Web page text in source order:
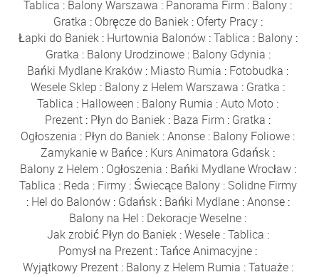
Tablica : Balony Warszawa : Panorama Firm : Balony :
Gratka : Obręcze do Baniek: Oferty Pracy:
Łapki do Baniek: Hurtownia Balonów:Tablica : Balony:
Gratka : Balony Urodzinowe: Balony Gdynia :
Bańki Mydlane Kraków : Miasto Rumia : Fotobudka :
Wesele Sklep : Balony z Helem Warszawa : Gratka :
Tablica : Halloween : Balony Rumia :Auto Moto :
Prezent : Płyn do Baniek : Baza Firm : Gratka :
Ogłoszenia : Płyn do Baniek :Anonse : Balony Foliowe :
Zamykanie w Bańce : Kurs Animatora Gdańsk :
Balony z Helem : Ogłoszenia : Bańki Mydlane Wrocław:
Tablica : Reda : Firmy: Świecące Balony: Solidne Firmy
: Hel do Balonów: Gdańsk: Bańki Mydlane:Anonse:
Balony na Hel : Dekoracje Weselne :
Jak zrobić Płyn do Baniek:Wesele:Tablica :
Pomysł na Prezent :Tańce Animacyjne :
Wyjątkowy Prezent: Balony z Helem Rumia :Tatuaże: